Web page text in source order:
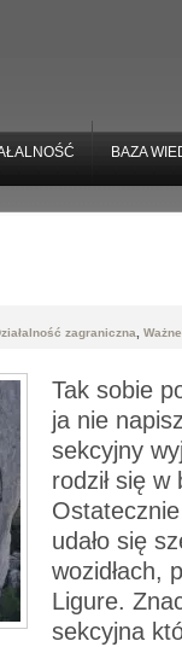
BAZA
zagraniczna, Ważne
Tak sobie
ja nie
sekcyjny
rodził się w
udało się
wozidłach,
Ligure.
sekcyjna